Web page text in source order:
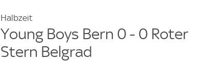
Halbzeit
Young Boys Bern 0 - 0 Roter
Stern Belgrad